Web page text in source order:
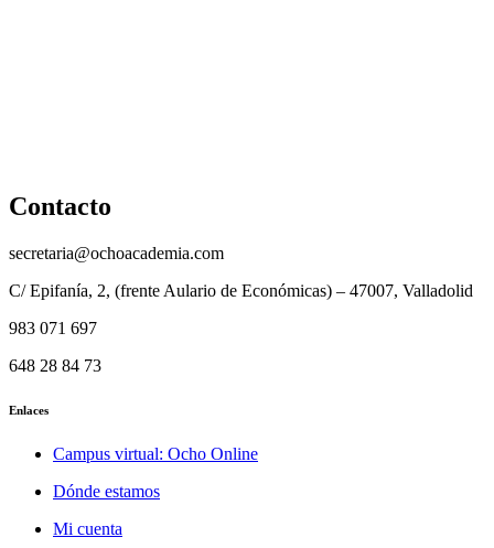
Contacto
secretaria@ochoacademia.com
C/ Epifanía, 2, (frente Aulario de Económicas) – 47007, Valladolid
983 071 697
648 28 84 73
Enlaces
Campus virtual: Ocho Online
Dónde estamos
Mi cuenta